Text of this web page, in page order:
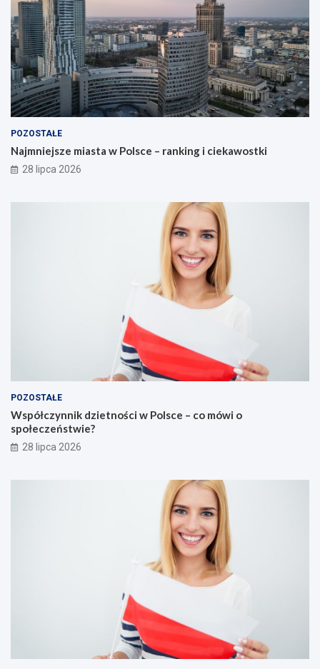
POZOSTAŁE
Najmniejsze miasta w Polsce – ranking i ciekawostki
28 lipca 2026
POZOSTAŁE
Współczynnik dzietności w Polsce – co mówi o
społeczeństwie?
28 lipca 2026